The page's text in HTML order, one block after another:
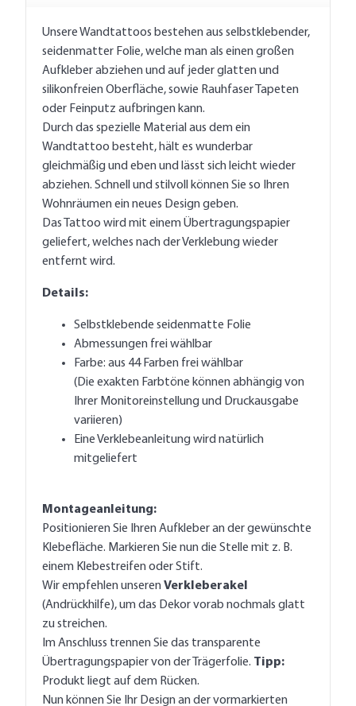
Unsere Wandtattoos bestehen aus selbstklebender,
seidenmatter Folie, welche man als einen großen
Aufkleber abziehen und auf jeder glatten und
silikonfreien Oberfläche, sowie Rauhfaser Tapeten
oder Feinputz aufbringen kann.
Durch das spezielle Material aus dem ein
Wandtattoo besteht, hält es wunderbar
gleichmäßig und eben und lässt sich leicht wieder
abziehen. Schnell und stilvoll können Sie so Ihren
Wohnräumen ein neues Design geben.
Das Tattoo wird mit einem Übertragungspapier
geliefert, welches nach der Verklebung wieder
entfernt wird.
Details:
Selbstklebende seidenmatte Folie
Abmessungen frei wählbar
Farbe: aus 44 Farben frei wählbar
(Die exakten Farbtöne können abhängig von
Ihrer Monitoreinstellung und Druckausgabe
variieren)
Eine Verklebeanleitung wird natürlich
mitgeliefert
Montageanleitung:
Positionieren Sie Ihren Aufkleber an der gewünschte
Klebefläche. Markieren Sie nun die Stelle mit z. B.
einem Klebestreifen oder Stift.
Wir empfehlen unseren Verkleberakel
(Andrückhilfe), um das Dekor vorab nochmals glatt
zu streichen.
Im Anschluss trennen Sie das transparente
Übertragungspapier von der Trägerfolie. Tipp:
Produkt liegt auf dem Rücken.
Nun können Sie Ihr Design an der vormarkierten